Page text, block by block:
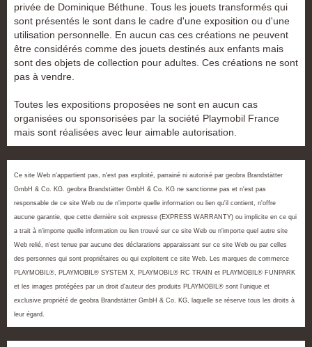
privée de Dominique Béthune. Tous les jouets transformés qui
sont présentés le sont dans le cadre d'une exposition ou d'une
utilisation personnelle. En aucun cas ces créations ne peuvent
être considérés comme des jouets destinés aux enfants mais
sont des objets de collection pour adultes. Ces créations ne sont
pas à vendre.
Toutes les expositions proposées ne sont en aucun cas
organisées ou sponsorisées par la société Playmobil France
mais sont réalisées avec leur aimable autorisation.
Ce site Web n'appartient pas, n'est pas exploité, parrainé ni autorisé par geobra Brandstätter
GmbH & Co. KG. geobra Brandstätter GmbH & Co. KG ne sanctionne pas et n'est pas
responsable de ce site Web ou de n'importe quelle information ou lien qu'il contient, n'offre
aucune garantie, que cette dernière soit expresse (EXPRESS WARRANTY) ou implicite en ce qui
a trait à n'importe quelle information ou lien trouvé sur ce site Web ou n'importe quel autre site
Web relié, n'est tenue par aucune des déclarations apparaissant sur ce site Web ou par celles
des personnes qui sont propriétaires ou qui exploitent ce site Web. Les marques de commerce
PLAYMOBIL®, PLAYMOBIL® SYSTEM X, PLAYMOBIL® RC TRAIN et PLAYMOBIL® FUNPARK
et les images protégées par un droit d'auteur des produits PLAYMOBIL® sont l'unique et
exclusive propriété de geobra Brandstätter GmbH & Co. KG, laquelle se réserve tous les droits à
leur égard.